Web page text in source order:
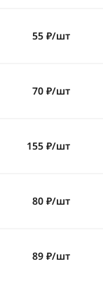
55 ₽/шт
70 ₽/шт
155 ₽/шт
80 ₽/шт
89 ₽/шт